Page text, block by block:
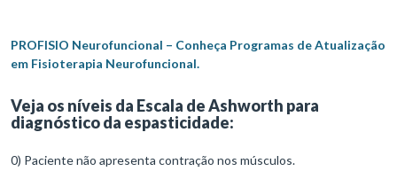
PROFISIO Neurofuncional – Conheça Programas de Atualização
em Fisioterapia Neurofuncional.
Veja os níveis da Escala de Ashworth para
diagnóstico da espasticidade:
0) Paciente não apresenta contração nos músculos.